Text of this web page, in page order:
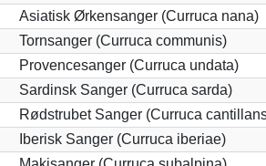
Asiatisk Ørkensanger (Curruca nana)
Tornsanger (Curruca communis)
Provencesanger (Curruca undata)
Sardinsk Sanger (Curruca sarda)
Rødstrubet Sanger (Curruca
Iberisk Sanger (Curruca iberiae)